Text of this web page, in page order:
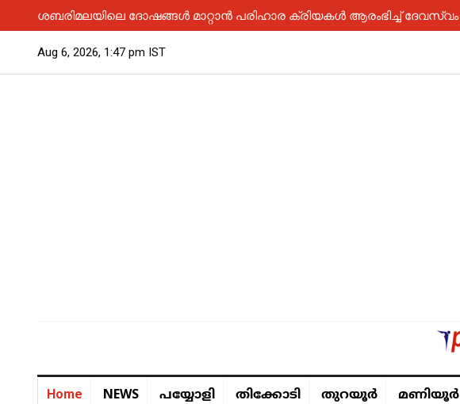
ശബരിമലയിലെ ദോഷങ്ങൾ മാറ്റാൻ പരിഹാര ക്രിയകൾ ആരംഭിച്ച് ദേവസ്വം
Aug 6, 2026, 1:47 pm IST
Home NEWS പയ്യോളി തിക്കോടി തുറയൂര്‍ മണിയൂര്‍